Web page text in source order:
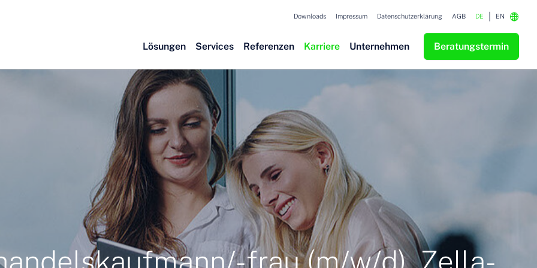
Lösungen Services Referenzen Karriere Unternehmen Beratungstermin
Downloads Impressum Datenschutzerklärung AGB DE EN